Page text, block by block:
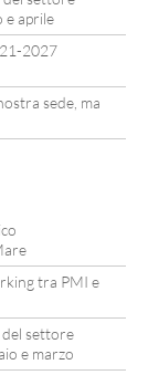
e aprile
2027
sede, ma
tra PMI e
settore
e marzo